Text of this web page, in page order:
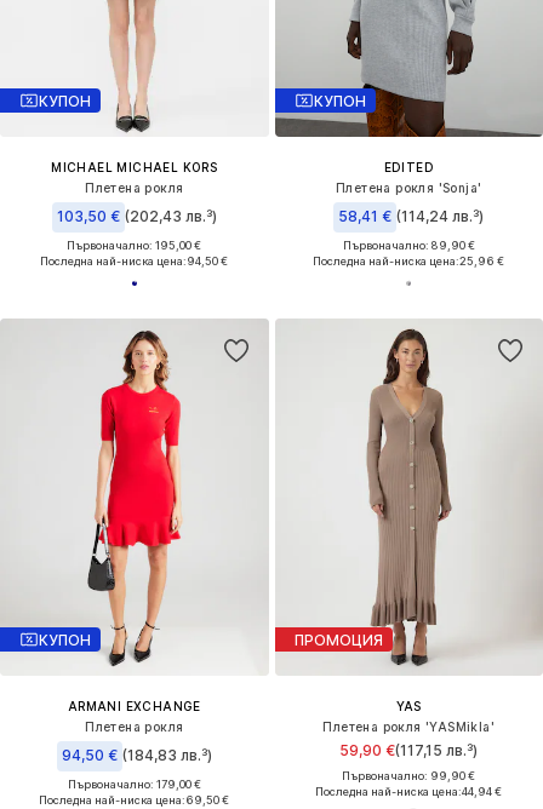
КУПОН
MICHAEL MICHAEL KORS
Плетена рокля
103,50 € (202,43 лв.³)
Първоначално: 195,00 €
Последна най-ниска цена:94,50 €
КУПОН
EDITED
Плетена рокля 'Sonja'
58,41 € (114,24 лв.³)
Първоначално: 89,90 €
Последна най-ниска цена:25,96 €
КУПОН
ARMANI EXCHANGE
Плетена рокля
94,50 € (184,83 лв.³)
Първоначално: 179,00 €
Последна най-ниска цена:69,50 €
ПРОМОЦИЯ
YAS
Плетена рокля 'YASMikla'
59,90 €(117,15 лв.³)
Първоначално: 99,90 €
Последна най-ниска цена:44,94 €